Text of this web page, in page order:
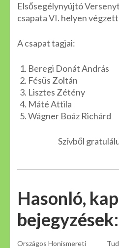
Elsősegélynyújtó
csapata VI. helyen
A csapat tagjai:
Beregi Donát András
Fésüs Zoltán
Lisztes Zétény
Máté Attila
Wágner Boáz Richárd
Szívből
Hasonló,
bejegyzések:
Országos Honismereti